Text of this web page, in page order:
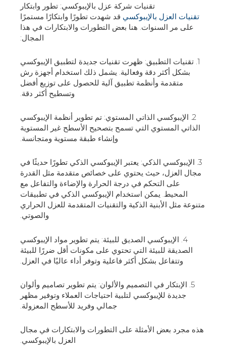
تقنيات شركة عزل بالإيبوكسي: تطور وابتكار
تقنيات العزل بالإيبوكسي قد شهدت تطورًا وابتكارًا مستمرًا
على مر السنوات. هنا بعض التطورات والابتكارات في هذا
المجال:
1. تقنيات التطبيق: ظهرت تقنيات جديدة لتطبيق الإيبوكسي
بشكل أكثر دقة وفعالية. يشمل ذلك استخدام أجهزة رش
متقدمة وأنظمة تطبيق آلية للحصول على توزيع أفضل
وتسطيح أكثر دقة.
2. الإيبوكسي الذاتي المستوي: تم تطوير أنظمة الإيبوكسي
الذاتي المستوي التي تسمح بتصحيح الأسطح غير المستوية
وإنشاء طبقة مستوية ومتجانسة.
3. الإيبوكسي الذكي: يعتبر الإيبوكسي الذكي تطورًا حديثًا في
مجال العزل، حيث يحتوي على خصائص متقدمة مثل القدرة
على التحكم في درجة الحرارة والإضاءة والتفاعل مع
المحيط. يمكن استخدام الإيبوكسي الذكي في تطبيقات
متنوعة مثل الأبنية الذكية والتقنيات المتقدمة للعزل الحراري
والصوتي.
4. الإيبوكسي الصديق للبيئة: يتم تطوير مواد الإيبوكسي
الصديقة للبيئة التي تحتوي على مكونات أقل ضررًا للبيئة
وتتفاعل بشكل أكثر فاعلية وتوفر أداء عاليًا في العزل.
5. الإبتكار في التصميم والألوان: يتم تطوير تصاميم وألوان
جديدة للإيبوكسي لتلبية احتياجات العملاء وتوفير مظهر
جمالي وفريد للأسطح المعزولة.
هذه مجرد بعض الأمثلة على التطورات والابتكارات في مجال
العزل بالإيبوكسي.